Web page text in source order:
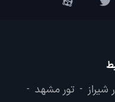
شیراز تور مشهد